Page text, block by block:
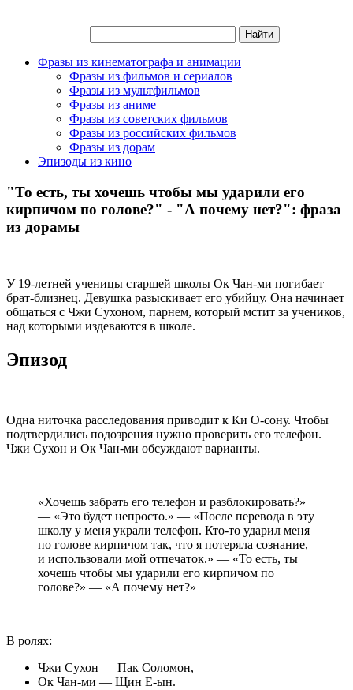
Фразы из кинематографа и анимации
Фразы из фильмов и сериалов
Фразы из мультфильмов
Фразы из аниме
Фразы из советских фильмов
Фразы из российских фильмов
Фразы из дорам
Эпизоды из кино
"То есть, ты хочешь чтобы мы ударили его
кирпичом по голове?" - "А почему нет?": фраза
из дорамы
У 19-летней ученицы старшей школы Ок Чан-ми погибает
брат-близнец. Девушка разыскивает его убийцу. Она начинает
общаться с Чжи Сухоном, парнем, который мстит за учеников,
над которыми издеваются в школе.
Эпизод
Одна ниточка расследования приводит к Ки О-сону. Чтобы
подтвердились подозрения нужно проверить его телефон.
Чжи Сухон и Ок Чан-ми обсуждают варианты.
«Хочешь забрать его телефон и разблокировать?»
— «Это будет непросто.» — «После перевода в эту
школу у меня украли телефон. Кто-то ударил меня
по голове кирпичом так, что я потеряла сознание,
и использовали мой отпечаток.» — «То есть, ты
хочешь чтобы мы ударили его кирпичом по
голове?» — «А почему нет?»
В ролях:
Чжи Сухон — Пак Соломон,
Ок Чан-ми — Щин Е-ын.